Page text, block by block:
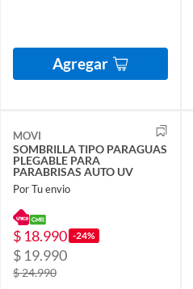
Agregar
MOVI
SOMBRILLA TIPO PARAGUAS
PLEGABLE PARA
PARABRISAS AUTO UV
Por Tu envio
$ 18.990 -24%
$ 19.990
$ 24.990